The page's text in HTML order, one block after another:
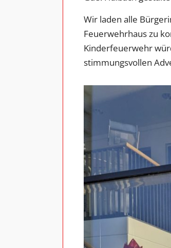
Wir laden alle
Feuerwehrhaus zu
Kinderfeuerwehr
stimmungsvollen